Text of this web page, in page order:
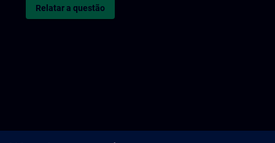
Relatar a questão